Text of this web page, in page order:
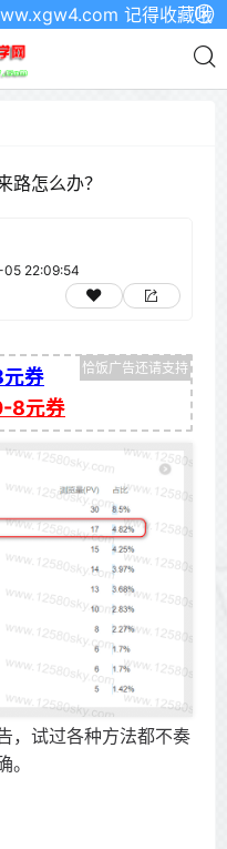
记得收藏哦
路怎么办？
22:09:54
券
8元券
，试过各种方法都不奏